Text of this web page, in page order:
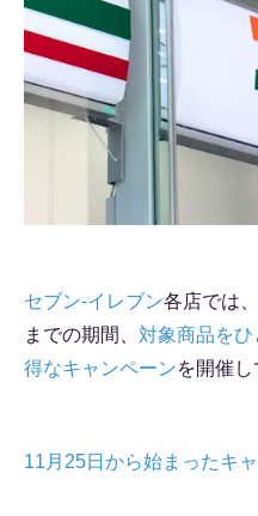
セブン-イレブン各店では
までの期間、 対象商品を
得なキャンペーンを開催し
11月25日から始まったキ